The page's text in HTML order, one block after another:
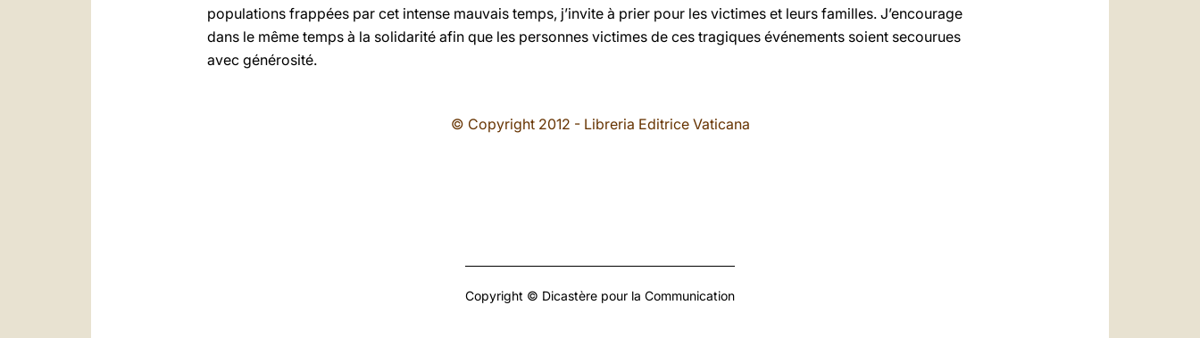
populations frappées par cet intense mauvais temps, j’invite à prier pour les victimes et leurs familles. J’encourage
dans le même temps à la solidarité afin que les personnes victimes de ces tragiques événements soient secourues
avec générosité.
© Copyright 2012 - Libreria Editrice Vaticana
Copyright © Dicastère pour la Communication